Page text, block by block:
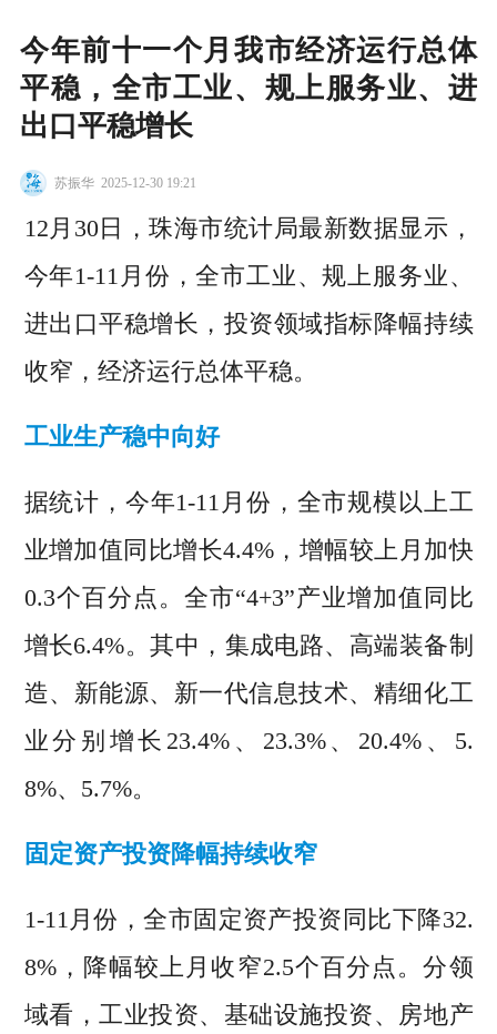
今年前十一个月我市经济运行总体
平稳，全市工业、规上服务业、进
出口平稳增长
苏振华 2025-12-30 19:21
12月30日，珠海市统计局最新数据显示，
今年1-11月份，全市工业、规上服务业、
进出口平稳增长，投资领域指标降幅持续
收窄，经济运行总体平稳。
工业生产稳中向好
据统计，今年1-11月份，全市规模以上工
业增加值同比增长4.4%，增幅较上月加快
0.3个百分点。全市“4+3”产业增加值同比
增长6.4%。其中，集成电路、高端装备制
造、新能源、新一代信息技术、精细化工
业分别增长23.4%、23.3%、20.4%、5.
8%、5.7%。
固定资产投资降幅持续收窄
1-11月份，全市固定资产投资同比下降32.
8%，降幅较上月收窄2.5个百分点。分领
域看，工业投资、基础设施投资、房地产